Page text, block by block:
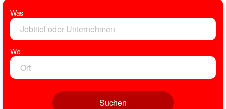
Was
Wo
Suchen